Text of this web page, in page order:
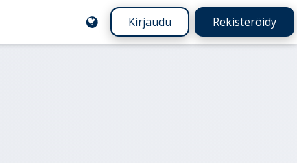
Kirjaudu Rekisteröidy